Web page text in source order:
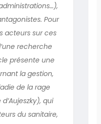
Pour
acteurs sur ces
recherche
présente une
la gestion,
de la rage
qui
du sanitaire,